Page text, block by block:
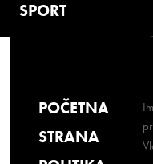
SPORT
POČETNA
STRANA